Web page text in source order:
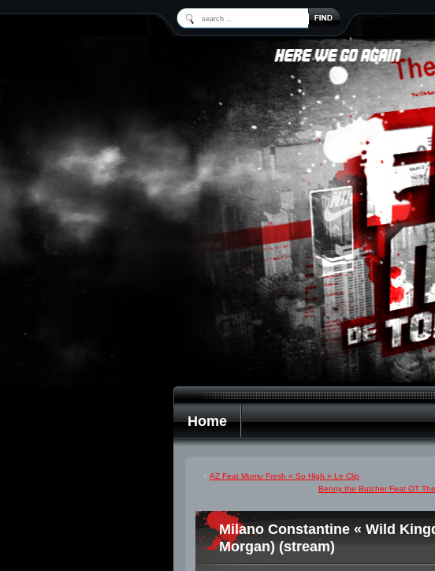
Home
« AZ Feat Mumu Fresh « So High » Le Clip
Benny the Butcher Feat OT
Milano Constantine « Wild
Morgan) (stream)